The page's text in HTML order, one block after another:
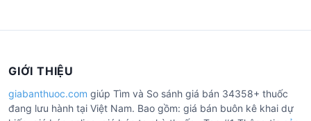
GIỚI THIỆU
giabanthuoc.com giúp Tìm và So sánh giá bán 34358+ thuốc
đang lưu hành tại Việt Nam. Bao gồm: giá bán buôn kê khai dự